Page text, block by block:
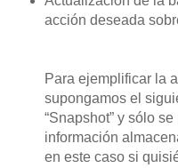
acción deseada
Para ejemplificar la
supongamos el
“Snapshot” y sólo
información
en este caso si